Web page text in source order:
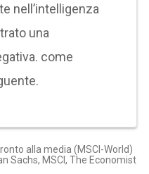
nell’intelligenza
una
come
alla media (MSCI-World)
Sachs, MSCI, The Economist